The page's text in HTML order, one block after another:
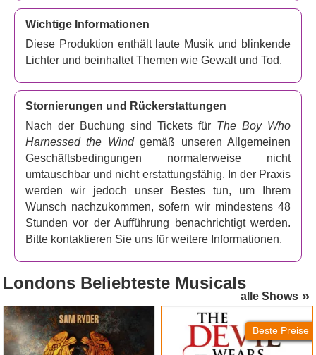
Wichtige Informationen
Diese Produktion enthält laute Musik und blinkende
Lichter und beinhaltet Themen wie Gewalt und Tod.
Stornierungen und Rückerstattungen
Nach der Buchung sind Tickets für The Boy Who
Harnessed the Windgemäß unseren Allgemeinen
Geschäftsbedingungen normalerweise nicht
umtauschbar und nicht erstattungsfähig. In der Praxis
werden wir jedoch unser Bestes tun, um Ihrem
Wunsch nachzukommen, sofern wir mindestens 48
Stunden vor der Aufführung benachrichtigt werden.
Bitte kontaktieren Sie uns für weitere Informationen.
alle Shows
Londons Beliebteste Musicals
Jesus Christ Superstar
(London Palladium)
Beste Preise
The Devil Wears Prada